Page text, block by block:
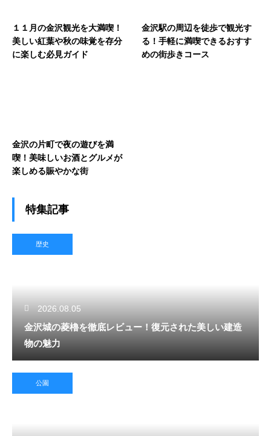
１１月の金沢観光を大満喫！
美しい紅葉や秋の味覚を存分
に楽しむ必見ガイド
金沢駅の周辺を徒歩で観光す
る！手軽に満喫できるおすす
めの街歩きコース
金沢の片町で夜の遊びを満
喫！美味しいお酒とグルメが
楽しめる賑やかな街
特集記事
歴史
2026.08.05
金沢城の菱櫓を徹底レビュー！復元された美しい建造
物の魅力
公園